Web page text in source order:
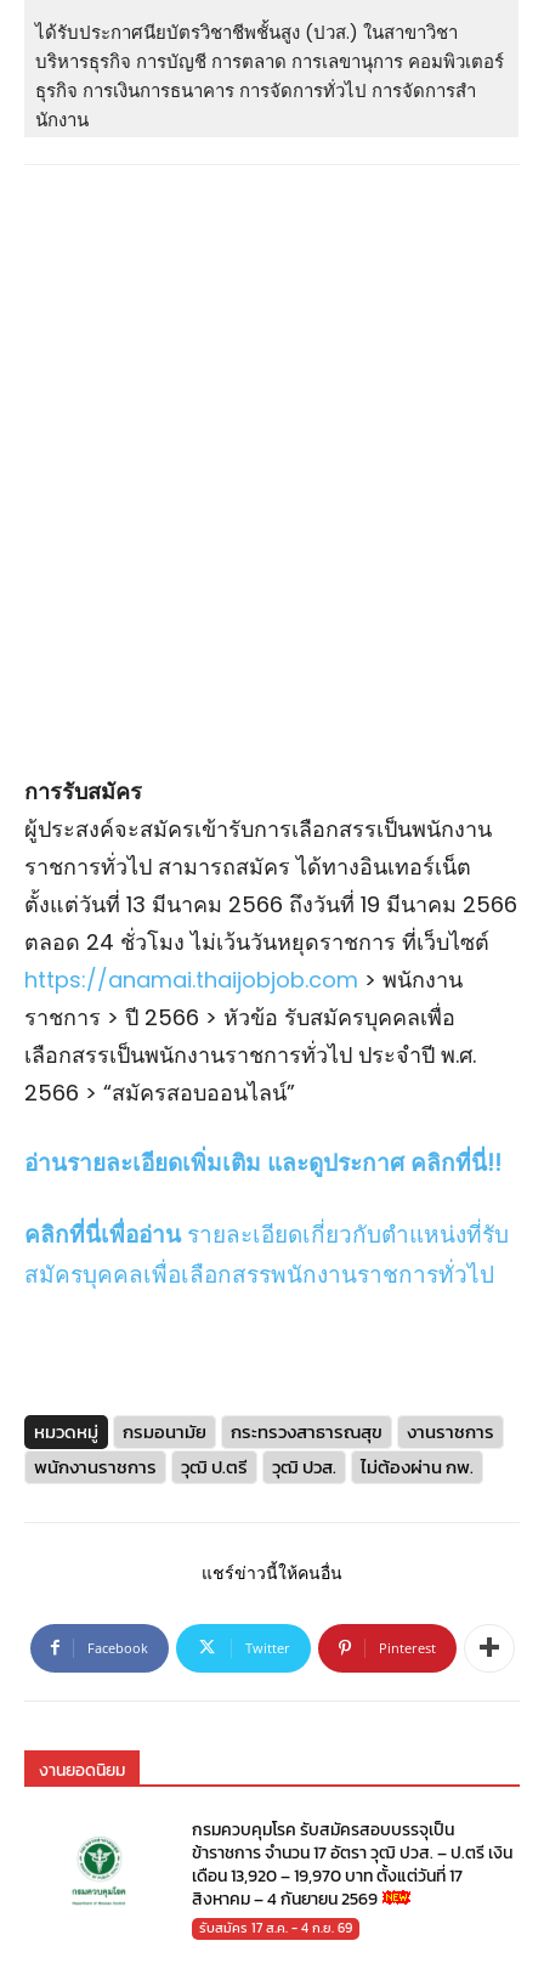
ได้รับประกาศนียบัตรวิชาชีพชั้นสูง (ปวส.) ในสาขาวิชา
บริหารธุรกิจ การบัญชี การตลาด การเลขานุการ คอมพิวเตอร์
ธุรกิจ การเงินการธนาคาร การจัดการทั่วไป การจัดการสํา
นักงาน
การรับสมัคร
ผู้ประสงค์จะสมัครเข้ารับการเลือกสรรเป็นพนักงาน
ราชการทั่วไป สามารถสมัคร ได้ทางอินเทอร์เน็ต
ตั้งแต่วันที่ 13 มีนาคม 2566 ถึงวันที่ 19 มีนาคม 2566
ตลอด 24 ชั่วโมง ไม่เว้นวันหยุดราชการ ที่เว็บไซต์
https://anamai.thaijobjob.com > พนักงาน
ราชการ > ปี 2566 > หัวข้อ รับสมัครบุคคลเพื่อ
เลือกสรรเป็นพนักงานราชการทั่วไป ประจําปี พ.ศ.
2566 > “สมัครสอบออนไลน์”
อ่านรายละเอียดเพิ่มเติม และดูประกาศ คลิกที่นี่!!
คลิกที่นี่เพื่ออ่านรายละเอียดเกี่ยวกับตำแหน่งที่รับ
สมัครบุคคลเพื่อเลือกสรรพนักงานราชการทั่วไป
หมวดหมู่ กรมอนามัย กระทรวงสาธารณสุข
งานราชการ
พนักงานราชการ
วุฒิ ป.ตรี วุฒิ ปวส. ไม่ต้องผ่าน กพ.
แชร์ข่าวนี้ให้คนอื่น
Facebook Twitter Pinterest
งานยอดนิยม
กรมควบคุมโรค รับสมัครสอบบรรจุเป็น
ข้าราชการ จำนวน 17 อัตรา วุฒิ ปวส. – ป.ตรี เงิน
เดือน 13,920 – 19,970 บาท ตั้งแต่วันที่ 17
สิงหาคม – 4 กันยายน 2569
รับสมัคร 17 ส.ค. - 4 ก.ย. 69